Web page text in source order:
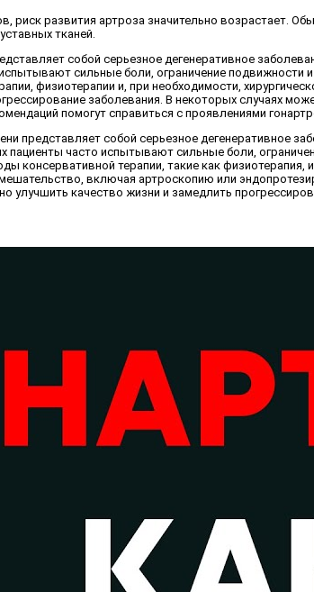
риск развития артроза значительно возрастает.
тканей.
собой серьезное дегенеративное
сильные боли, ограничение
физиотерапии и, при необходимости,
заболевания. В некоторых случаях
помогут справиться с проявлениями
представляет собой серьезное дегенеративное
пациенты часто испытывают сильные боли,
консервативной терапии, такие как
включая артроскопию или
улучшить качество жизни и замедлить